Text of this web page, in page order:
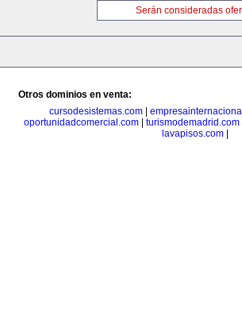
Serán consideradas
Otros dominios en venta:
cursodesistemas.com
oportunidadcomercial.com
turismodemadrid.com
lavapisos.com